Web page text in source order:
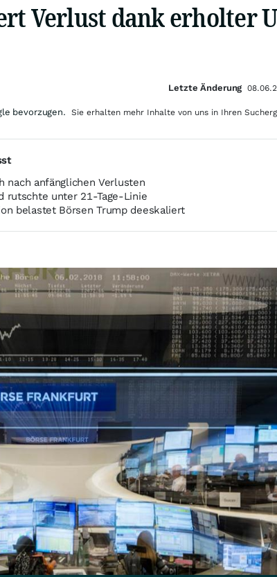
Verlust dank erholter
nach anfänglichen Verlusten
rutschte unter 21-Tage-Linie
belastet Börsen Trump deeskaliert
Letzte Änderung
bevorzugen. Sie erhalten mehr Inhalte von uns in Ihren